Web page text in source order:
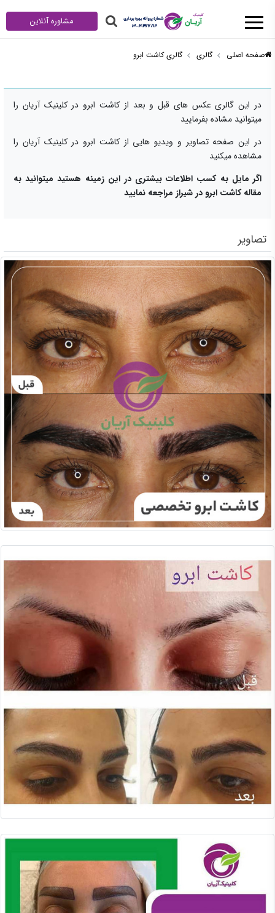
مشاوره آنلاین
صفحه اصلی گالری گالری کاشت ابرو
در این گالری عکس های قبل و بعد از کاشت ابرو در کلینیک آریان را
میتوانید مشاده بفرمایید
در این صفحه تصاویر و ویدیو هایی از کاشت ابرو در کلینیک آریان را
مشاهده میکنید
اگر مایل به کسب اطلاعات بیشتری در این زمینه هستید میتوانید به
مقالهکاشت ابرو در شیرازمراجعه نمایید
تصاویر